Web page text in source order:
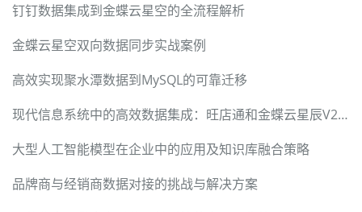
钉钉数据集成到金蝶云星空的全流程解析
金蝶云星空双向数据同步实战案例
高效实现聚水潭数据到MySQL的可靠迁移
现代信息系统中的高效数据集成：旺店通和金蝶云星辰V2的实践
大型人工智能模型在企业中的应用及知识库融合策略
品牌商与经销商数据对接的挑战与解决方案